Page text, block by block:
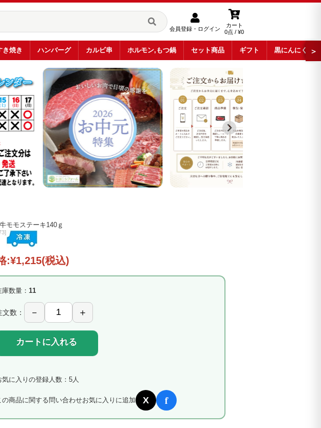
会員登録・ログイン
カート
0点 / ¥0
き焼き ハンバーグ カルビ串 ホルモン,もつ鍋 セット商品 ギフト 黒にんにく ＞
モモステーキ140ｇ
:¥1,215(税込)
庫数量： 11
文数：
カートに入れる
気に入りの登録人数：5人
の商品に関する問い合わせお気に入りに追加 X f